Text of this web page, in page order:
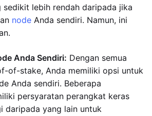
sedikit lebih rendah daripada jika
node Anda sendiri. Namun, ini
Anda Sendiri: Dengan semua
of-stake, Anda memiliki opsi untuk
Anda sendiri. Beberapa
persyaratan perangkat keras
daripada yang lain untuk